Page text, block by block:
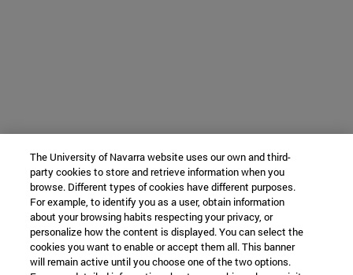
The University of Navarra website uses our own and third-
party cookies to store and retrieve information when you
browse. Different types of cookies have different purposes.
For example, to identify you as a user, obtain information
about your browsing habits respecting your privacy, or
personalize how the content is displayed. You can select the
cookies you want to enable or accept them all. This banner
will remain active until you choose one of the two options.